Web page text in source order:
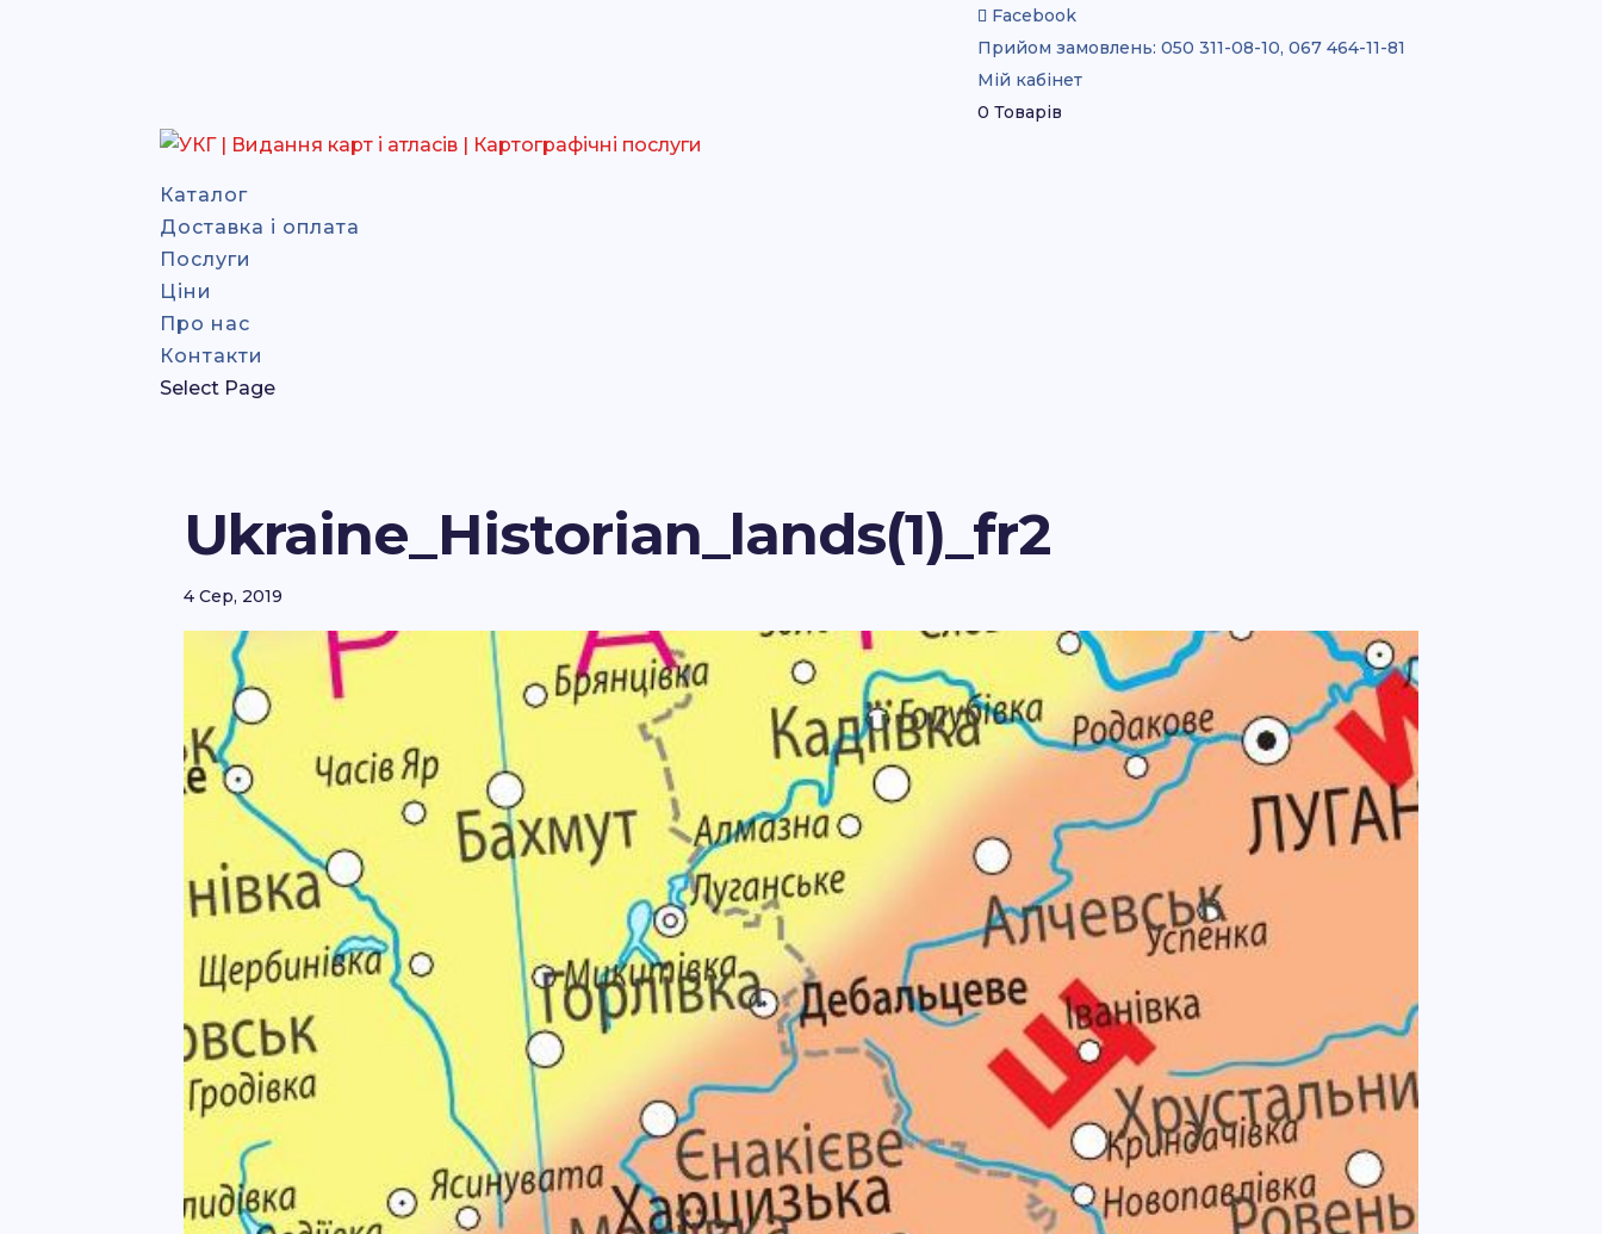
Facebook
Прийом замовлень: 050 311-08-10, 067 464-11-81
Мій кабінет
0 Товарів
Каталог
Доставка і оплата
Послуги
Ціни
Про нас
Контакти
Select Page
Ukraine_Historian_lands(1)_fr2
4 Сер, 2019